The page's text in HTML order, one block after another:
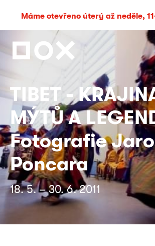
Máme otevřeno úterý až neděle,
TIBET -
MÝTŮ A
Fotografie
Poncara
18. 5. – 30. 6. 2011